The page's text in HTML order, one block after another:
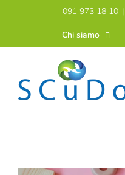
091 973 18 10 |
Chi siamo